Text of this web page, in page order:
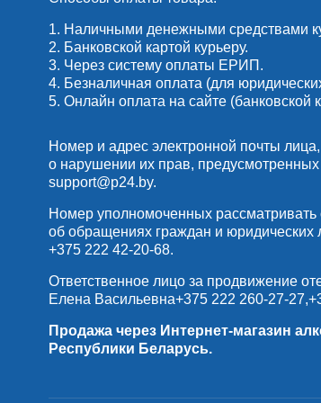
1. Наличными денежными средствами
2. Банковской картой курьеру.
3. Через систему оплаты ЕРИП.
4. Безналичная оплата (для
5. Онлайн оплата на сайте (банковской
Номер и адрес электронной почты
о нарушении их прав,
support@p24.by.
Номер уполномоченных рассматривать
об обращениях граждан и юридических
+375 222 42-20-68.
Ответственное лицо за продвижение
Елена Васильевна+375 222 260-27-27,
Продажа через Интернет-магазин
Республики Беларусь.